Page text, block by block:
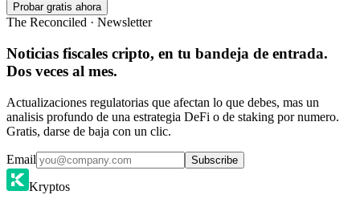
Probar gratis ahora
The Reconciled · Newsletter
Noticias fiscales cripto, en tu bandeja de entrada.
Dos veces al mes.
Actualizaciones regulatorias que afectan lo que debes, mas un
analisis profundo de una estrategia DeFi o de staking por numero.
Gratis, darse de baja con un clic.
Email Subscribe
Kryptos